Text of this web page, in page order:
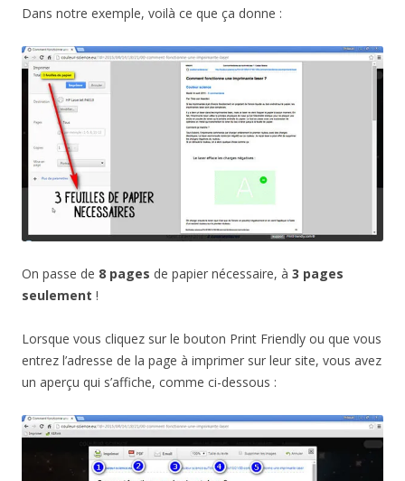
Dans notre exemple, voilà ce que ça donne :
On passe de 8 pages de papier nécessaire, à 3 pages
seulement !
Lorsque vous cliquez sur le bouton Print Friendly ou que vous
entrez l’adresse de la page à imprimer sur leur site, vous avez
un aperçu qui s’affiche, comme ci-dessous :